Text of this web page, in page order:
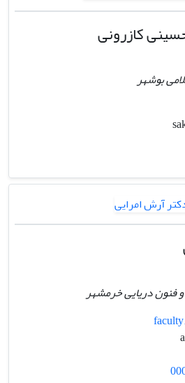
کازرونی
بوشهر
فنون دریایی خرمشهر